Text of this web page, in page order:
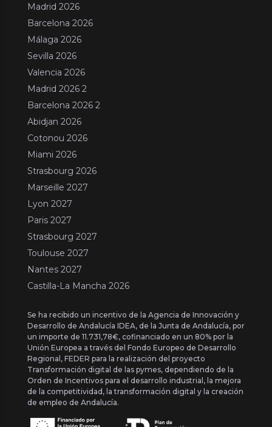
Madrid 2026
Barcelona 2026
Málaga 2026
Sevilla 2026
Valencia 2026
Madrid 2026 2
Barcelona 2026 2
Abidjan 2026
Cotonou 2026
Miami 2026
Strasbourg 2026
Marseille 2027
Lyon 2027
Paris 2027
Strasbourg 2027
Toulouse 2027
Nantes 2027
Castilla-La Mancha 2026
Se ha recibido un incentivo de la Agencia de Innovación y
Desarrollo de Andalucía IDEA, de la Junta de Andalucía, por
un importe de 11.731,78€, cofinanciado en un 80% por la
Unión Europea a través del Fondo Europeo de Desarrollo
Regional, FEDER para la realización del proyecto
Transformación digital de las pymes, dependiendo de la
Orden de Incentivos para el desarrollo industrial, la mejora
de la competitividad, la transformación digital y la creación
de empleo de Andalucía.